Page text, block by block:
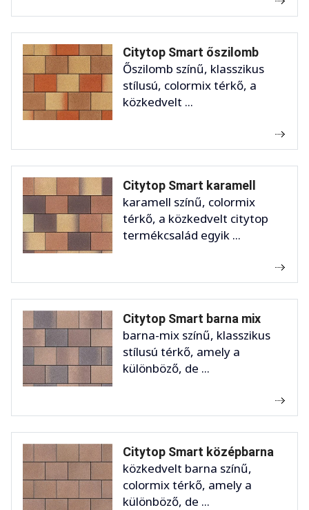
Citytop Smart őszilomb
Őszilomb színű, klasszikus
stílusú, colormix térkő, a
közkedvelt ...
Citytop Smart karamell
karamell színű, colormix
térkő, a közkedvelt citytop
termékcsalád egyik ...
Citytop Smart barna mix
barna-mix színű, klasszikus
stílusú térkő, amely a
különböző, de ...
Citytop Smart középbarna
közkedvelt barna színű,
colormix térkő, amely a
különböző, de ...